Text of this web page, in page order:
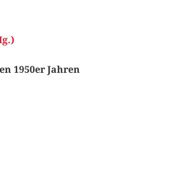
1950er Jahren